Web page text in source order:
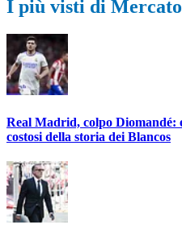
I più visti di Mercato
Real Madrid, colpo Diomandé:
costosi della storia dei Blancos